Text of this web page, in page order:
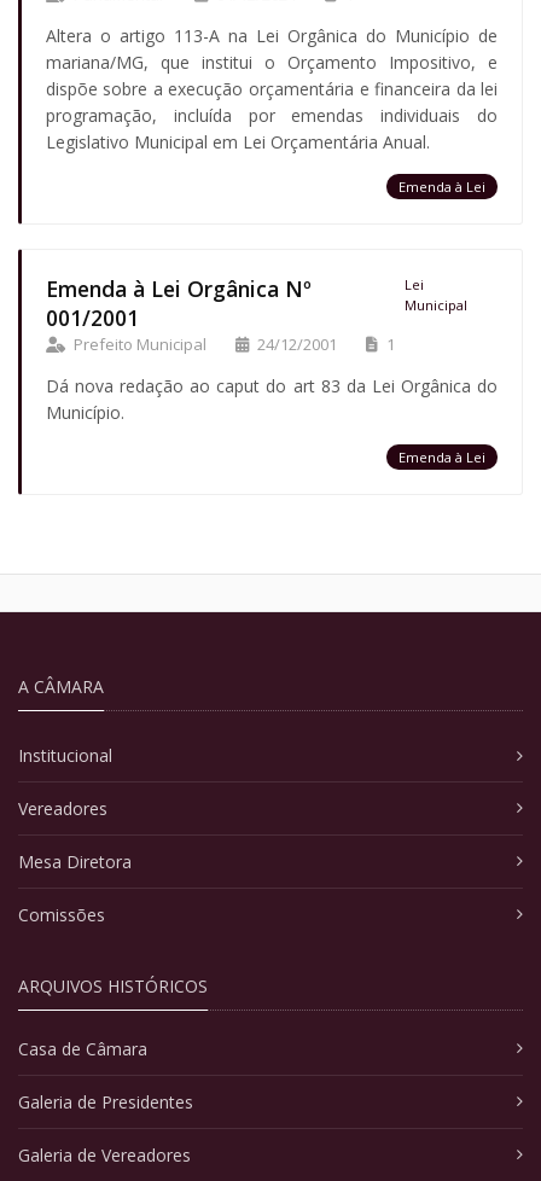
Altera o artigo 113-A na Lei Orgânica do Município de
mariana/MG, que institui o Orçamento Impositivo, e
dispõe sobre a execução orçamentária e financeira da lei
programação, incluída por emendas individuais do
Legislativo Municipal em Lei Orçamentária Anual.
Emenda à Lei
Emenda à Lei Orgânica Nº
001/2001
Lei
Municipal
Prefeito Municipal 24/12/2001 1
Dá nova redação ao caput do art 83 da Lei Orgânica do
Município.
Emenda à Lei
A CÂMARA
Institucional
Vereadores
Mesa Diretora
Comissões
ARQUIVOS HISTÓRICOS
Casa de Câmara
Galeria de Presidentes
Galeria de Vereadores